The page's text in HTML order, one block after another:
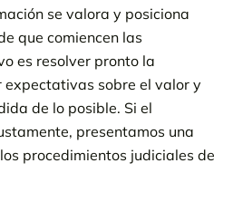
se valora y posiciona
que comiencen las
es resolver pronto la
expectativas sobre el valor y
de lo posible. Si el
presentamos una
procedimientos judiciales de